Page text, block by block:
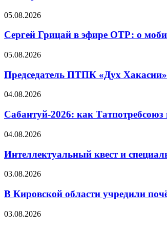
05.08.2026
Сергей Грицай в эфире ОТР: о
05.08.2026
Председатель ПТПК «Дух
04.08.2026
Сабантуй-2026: как
04.08.2026
Интеллектуальный квест и
03.08.2026
В Кировской области учредили
03.08.2026